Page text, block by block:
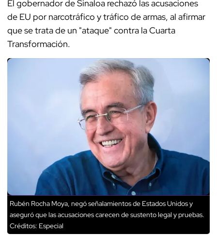
El gobernador de Sinaloa rechazó las acusaciones
de EU por narcotráfico y tráfico de armas, al afirmar
que se trata de un "ataque" contra la Cuarta
Transformación.
Rubén Rocha Moya, negó señalamientos de Estados Unidos y
aseguró que las acusaciones carecen de sustento legal y pruebas.
Créditos: Especial